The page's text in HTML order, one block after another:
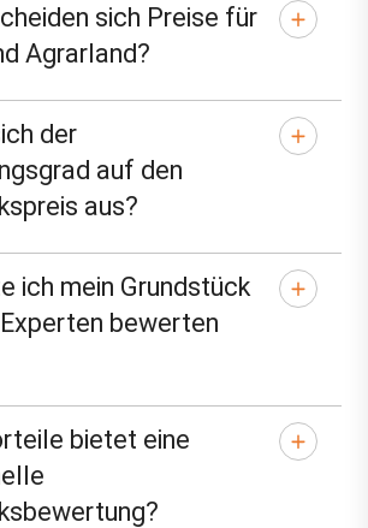
sich Preise für
Agrarland?
der
auf den
aus?
ich mein Grundstück
bewerten
bietet eine